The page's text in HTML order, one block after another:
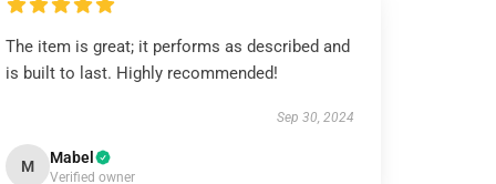
The item is great; it performs as described and
is built to last. Highly recommended!
Sep 30, 2024
M Mabel
Verified owner